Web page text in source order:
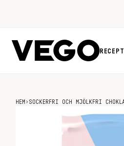
RECEPT
HEM › SOCKERFRI OCH MJÖLKFRI